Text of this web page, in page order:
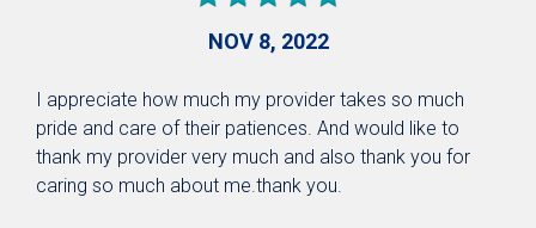
NOV 8, 2022
I appreciate how much my provider takes so much
pride and care of their patiences. And would like to
thank my provider very much and also thank you for
caring so much about me.thank you.